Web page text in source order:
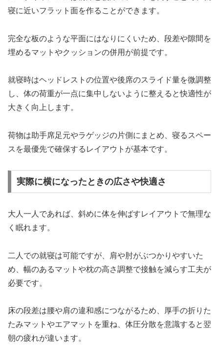
寝に近いフラット面を作ることができます。
完全な板のような平面にはなりにくいため、段差や隙間を
埋めるマットやクッションの併用が前提です。
就寝時はヘッドレストの位置や後席のスライド量を微調整
し、体の荷重が一点に集中しないように整えると快適性が
大きく向上します。
荷物は助手席足元やラゲッジの片側にまとめ、寝るスペー
スを最優先で確保するレイアウトが基本です。
実際に横になったときの広さや快適さ
大人一人であれば、斜めに体を伸ばすレイアウトで無理な
く眠れます。
二人での就寝は可能ですが、肩や肘がぶつかりやすいた
め、幅のあるマットや枕の高さ調整で接触を減らす工夫が
必要です。
床の段差は腰や肩の違和感につながるため、厚手の折りた
たみマットやエアマットを重ね、体圧分散を意識すると翌
朝の疲れが違います。